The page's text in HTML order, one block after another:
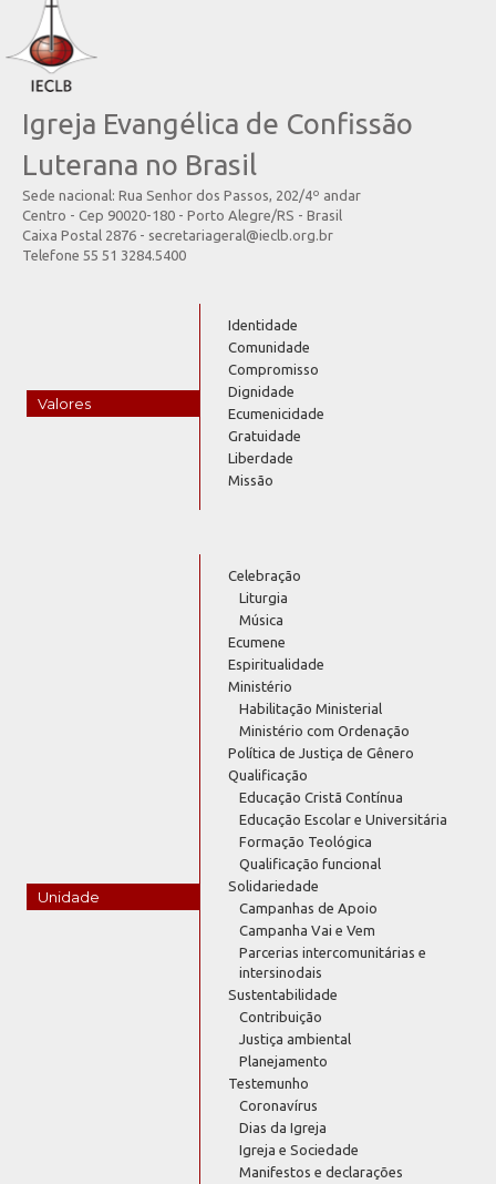
Igreja Evangélica de Confissão
Luterana no Brasil
Sede nacional: Rua Senhor dos Passos, 202/4º andar
Centro - Cep 90020-180 - Porto Alegre/RS - Brasil
Caixa Postal 2876 - secretariageral@ieclb.org.br
Telefone 55 51 3284.5400
Valores
Identidade
Comunidade
Compromisso
Dignidade
Ecumenicidade
Gratuidade
Liberdade
Missão
Unidade
Celebração
Liturgia
Música
Ecumene
Espiritualidade
Ministério
Habilitação Ministerial
Ministério com Ordenação
Política de Justiça de Gênero
Qualificação
Educação Cristã Contínua
Educação Escolar e Universitária
Formação Teológica
Qualificação funcional
Solidariedade
Campanhas de Apoio
Campanha Vai e Vem
Parcerias intercomunitárias e
intersinodais
Sustentabilidade
Contribuição
Justiça ambiental
Planejamento
Testemunho
Coronavírus
Dias da Igreja
Igreja e Sociedade
Manifestos e declarações